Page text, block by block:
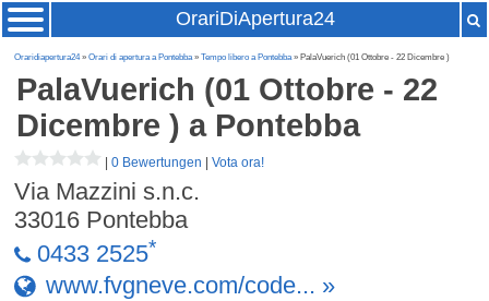
OrariDiApertura24
Oraridiapertura24»Orari di apertura a Pontebba»Tempo libero a Pontebba» PalaVuerich (01 Ottobre - 22 Dicembre )
PalaVuerich (01 Ottobre - 22
Dicembre ) a Pontebba
|0 Bewertungen |Vota ora!
Via Mazzini s.n.c.
33016 Pontebba
0433 2525*
www.fvgneve.com/code... »